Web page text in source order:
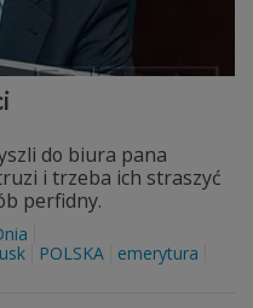
do biura pana
i trzeba ich straszyć
perfidny.
POLSKA
emerytura